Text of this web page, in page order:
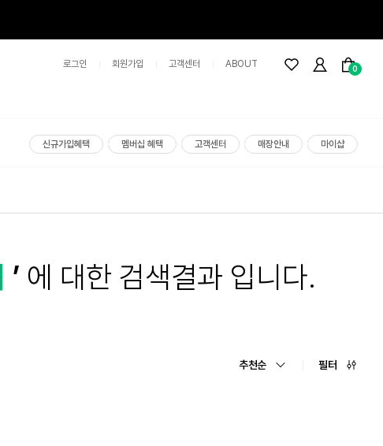
로그인 회원가입 고객센터 ABOUT 0
신규가입혜택 멤버십 혜택 고객센터 매장안내 마이샵
’ 에 대한 검색결과 입니다.
추천순 필터